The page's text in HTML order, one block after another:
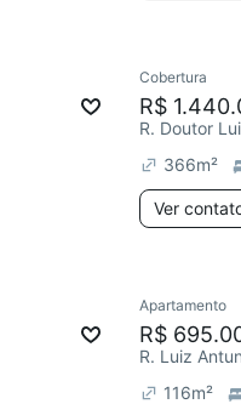
Cobertura
R$
R. Doutor
366m²
Ver
Apartamento
R$
R. Luiz
116m²